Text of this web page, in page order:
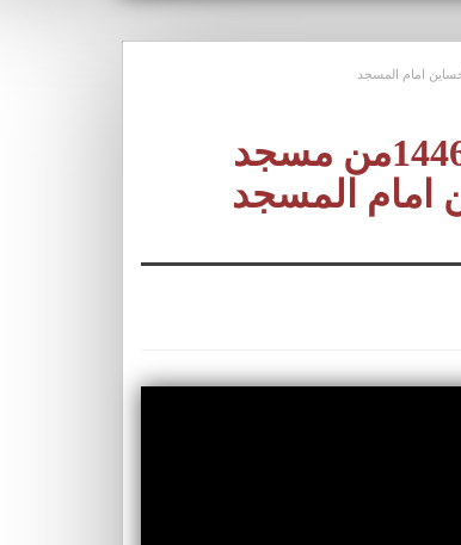
VIDEO نقل صلاة التراويح لرمضان 1446من مسجد
امام المسجد